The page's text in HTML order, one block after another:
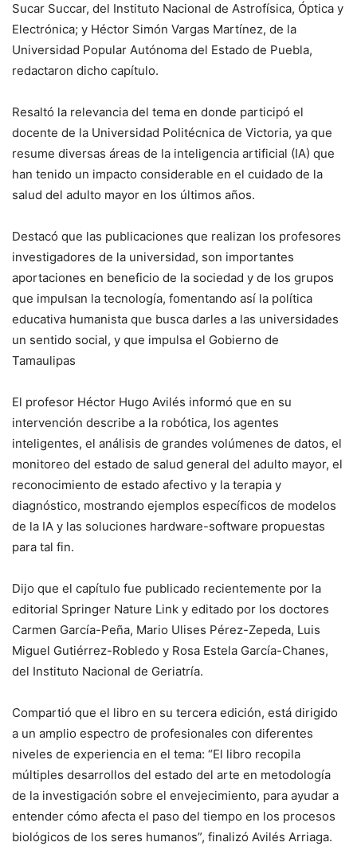
Sucar Succar, del Instituto Nacional de Astrofísica, Óptica y
Electrónica; y Héctor Simón Vargas Martínez, de la
Universidad Popular Autónoma del Estado de Puebla,
redactaron dicho capítulo.
Resaltó la relevancia del tema en donde participó el
docente de la Universidad Politécnica de Victoria, ya que
resume diversas áreas de la inteligencia artificial (IA) que
han tenido un impacto considerable en el cuidado de la
salud del adulto mayor en los últimos años.
Destacó que las publicaciones que realizan los profesores
investigadores de la universidad, son importantes
aportaciones en beneficio de la sociedad y de los grupos
que impulsan la tecnología, fomentando así la política
educativa humanista que busca darles a las universidades
un sentido social, y que impulsa el Gobierno de
Tamaulipas
El profesor Héctor Hugo Avilés informó que en su
intervención describe a la robótica, los agentes
inteligentes, el análisis de grandes volúmenes de datos, el
monitoreo del estado de salud general del adulto mayor, el
reconocimiento de estado afectivo y la terapia y
diagnóstico, mostrando ejemplos específicos de modelos
de la IA y las soluciones hardware-software propuestas
para tal fin.
Dijo que el capítulo fue publicado recientemente por la
editorial Springer Nature Link y editado por los doctores
Carmen García-Peña, Mario Ulises Pérez-Zepeda, Luis
Miguel Gutiérrez-Robledo y Rosa Estela García-Chanes,
del Instituto Nacional de Geriatría.
Compartió que el libro en su tercera edición, está dirigido
a un amplio espectro de profesionales con diferentes
niveles de experiencia en el tema: “El libro recopila
múltiples desarrollos del estado del arte en metodología
de la investigación sobre el envejecimiento, para ayudar a
entender cómo afecta el paso del tiempo en los procesos
biológicos de los seres humanos”, finalizó Avilés Arriaga.